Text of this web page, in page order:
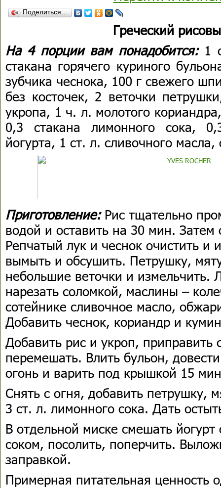
Поделиться…
Греческий
На 4 порции вам понадобится: 1
стакана горячего куриного
зубчика чеснока, 100 г свежего
без косточек, 2 веточки
укропа, 1 ч. л. молотого
0,3 стакана лимонного сока,
йогурта, 1 ст. л. сливочного
Приготовление:Рис тщательно
водой и оставить на 30 мин. Затем
Репчатый лук и чеснок очистить и
вымыть и обсушить. Петрушку,
небольшие веточки и измельчить.
нарезать соломкой, маслины –
сотейнике сливочное масло,
Добавить чеснок, кориандр и
Добавить рис и укроп,
перемешать. Влить бульон,
огонь и варить под крышкой 15
Снять с огня, добавить петрушку,
3 ст. л. лимонного сока. Дать
В отдельной миске смешать
соком, посолить, поперчить.
заправкой.
Примерная питательная ценность